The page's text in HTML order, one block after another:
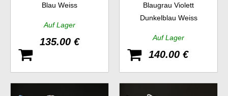
Command Premium
Blau Weiss
Auf Lager
135.00 €
90 Essential
Blaugrau Violett
Dunkelblau Weiss
Auf Lager
140.00 €